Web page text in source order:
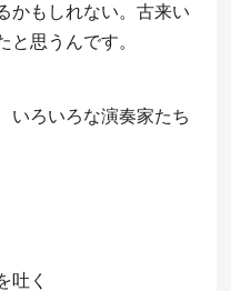
かもしれない。古来い
と思うんです。
いろいろな演奏家たち
吐く